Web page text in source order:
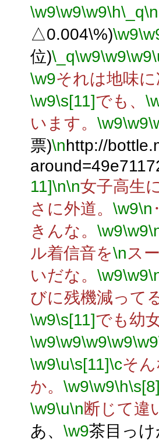
\w9\w9\w9\h\_q\n
△0.004\%)\w9
位)\_q\w9\w9\w9
\w9それは地味
\w9\s[11]でも、
います。 \w9\w9
票)\nhttp://
11]\n\n女子高生
さに外道。 \w9\n
きんな。 \w9\w9
ル着信音を\nス
いだな。 \w9\w9
びに残機減って
\w9\s[11]でも幼
\w9\w9\w9\w9\w9
\w9\u\s[11]\cそ
か。 \w9\w9\h
\w9\u\n断じて違
あ、 \w9茶目っ